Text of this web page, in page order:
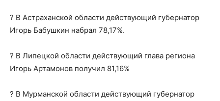
? В Астраханской области действующий губернатор
Игорь Бабушкин набрал 78,17%.
? В Липецкой области действующий глава региона
Игорь Артамонов получил 81,16%
? В Мурманской области действующий губернатор